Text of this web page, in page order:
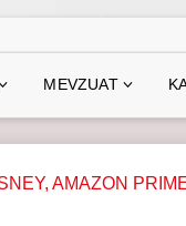
MEVZUAT
AMAZON